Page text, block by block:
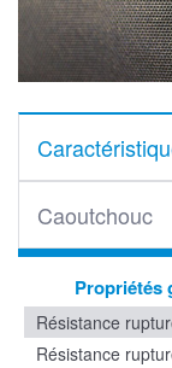
Caoutchouc
Propriétés
Résistance
Résistance